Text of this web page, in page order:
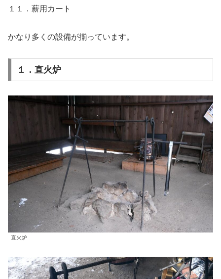
１１．薪用カート
かなり多くの設備が揃っています。
１．直火炉
直火炉